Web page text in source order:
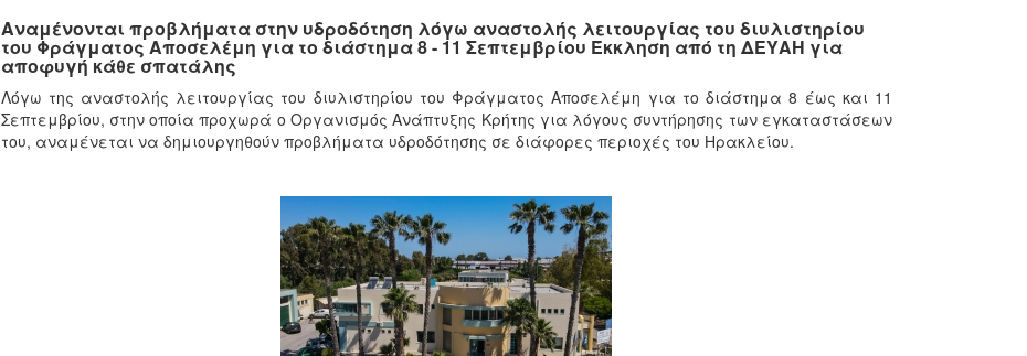
Αναμένονται προβλήματα στην υδροδότηση λόγω αναστολής λειτουργίας του διυλιστηρίου
του Φράγματος Αποσελέμη για το διάστημα 8 - 11 Σεπτεμβρίου Έκκληση από τη ΔΕΥΑΗ για
αποφυγή κάθε σπατάλης
Λόγω της αναστολής λειτουργίας του διυλιστηρίου του Φράγματος Αποσελέμη για το διάστημα 8 έως και 11
Σεπτεμβρίου, στην οποία προχωρά ο Οργανισμός Ανάπτυξης Κρήτης για λόγους συντήρησης των εγκαταστάσεων
του, αναμένεται να δημιουργηθούν προβλήματα υδροδότησης σε διάφορες περιοχές του Ηρακλείου.